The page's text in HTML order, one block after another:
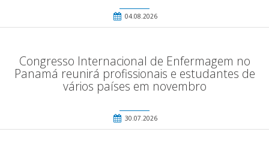
04.08.2026
Congresso Internacional de Enfermagem no
Panamá reunirá profissionais e estudantes de
vários países em novembro
30.07.2026